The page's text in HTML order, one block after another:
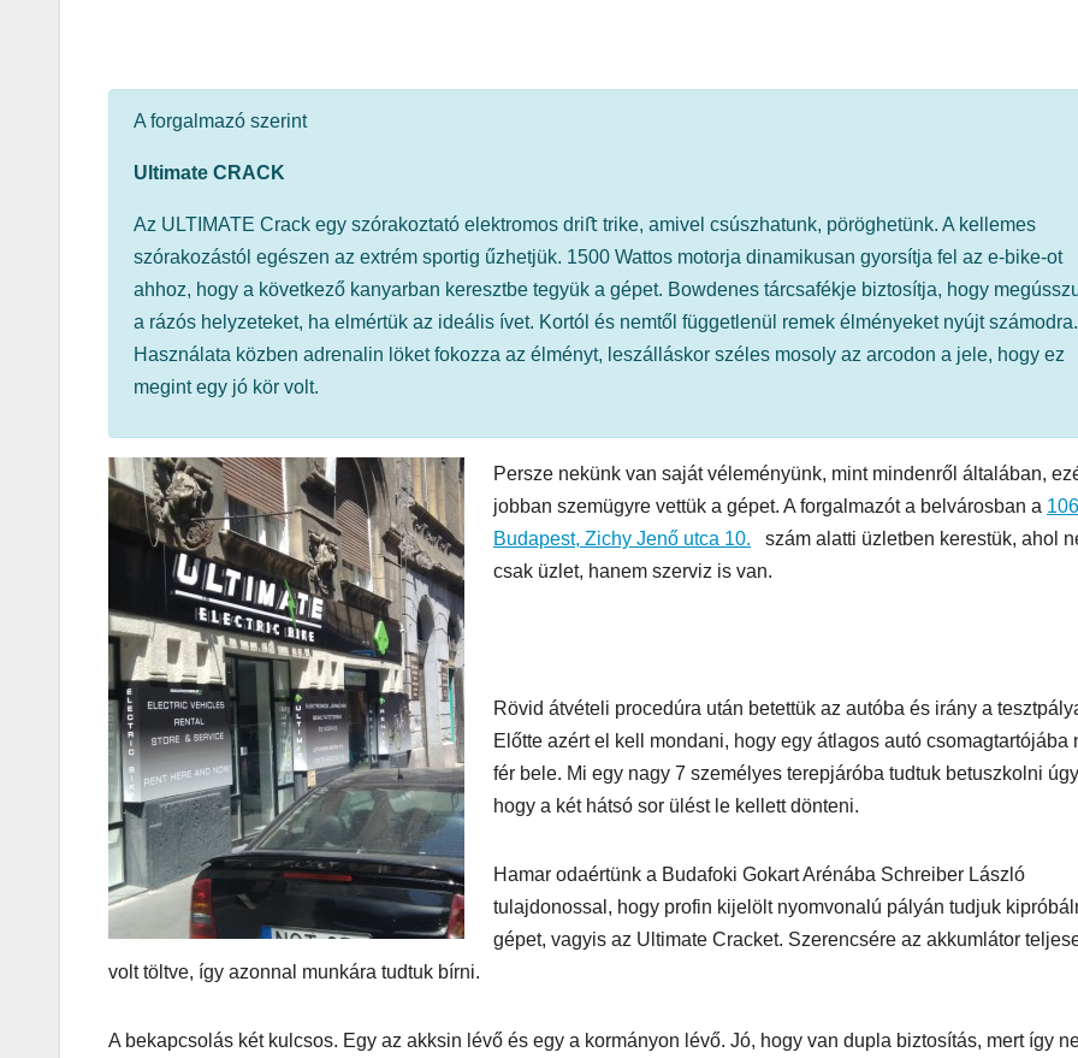
A forgalmazó szerint
Ultimate CRACK
Az ULTIMATE Crack egy szórakoztató elektromos driﬅ trike, amivel csúszhatunk, pöröghetünk. A kellemes
szórakozástól egészen az extrém sportig űzhetjük. 1500 Wattos motorja dinamikusan gyorsítja fel az e-bike-ot
ahhoz, hogy a következő kanyarban keresztbe tegyük a gépet. Bowdenes tárcsafékje biztosítja, hogy
a rázós helyzeteket, ha elmértük az ideális ívet. Kortól és nemtől függetlenül remek élményeket nyújt számodra.
Használata közben adrenalin löket fokozza az élményt, leszálláskor széles mosoly az arcodon a jele, hogy ez
megint egy jó kör volt.
Persze nekünk van saját véleményünk, mint mindenről általában,
jobban szemügyre vettük a gépet. A forgalmazót a belvárosban a
Budapest, Zichy Jenő utca 10. szám alatti üzletben kerestük, ahol
csak üzlet, hanem szerviz is van.
Rövid átvételi procedúra után betettük az autóba és irány a
Előtte azért el kell mondani, hogy egy átlagos autó csomagtartójába
fér bele. Mi egy nagy 7 személyes terepjáróba tudtuk betuszkolni
hogy a két hátsó sor ülést le kellett dönteni.
Hamar odaértünk a Budafoki Gokart Arénába Schreiber László
tulajdonossal , hogy profin kijelölt nyomvonalú pályán tudjuk
gépet, vagyis az Ultimate Cracket. Szerencsére az akkumlátor
volt töltve, így azonnal munkára tudtuk bírni.
A bekapcsolás két kulcsos. Egy az akksin lévő és egy a kormányon lévő. Jó, hogy van dupla biztosítás, mert így
Teszteltük a
Dr. Greek-et:
Óriási girosz
és kellemes
Csepel
szívében
Waterdrop az
Avakas
George
kanyonban
Déli
teszt
AUDIO MŰSZAKI
Thermaltake
ARGENT H5
RGB 7.1
Surround
Gaming
AUDIO MŰSZAKI
1000XM6 teszt
– amikor a zaj
eltűnik
Solum